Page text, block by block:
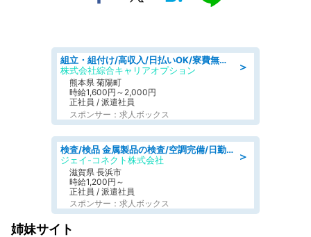
＞
組立・組付け/高収入/日払いOK/寮費無料/交替制/20・30・40代活躍中
株式会社綜合キャリアオプション
熊本県 菊陽町
時給1,600円～2,000円
正社員 / 派遣社員
スポンサー：求人ボックス
＞
検査/検品 金属製品の検査/空調完備/日勤·土日祝休み
ジェイ-コネクト株式会社
滋賀県 長浜市
時給1,200円～
正社員 / 派遣社員
スポンサー：求人ボックス
姉妹サイト